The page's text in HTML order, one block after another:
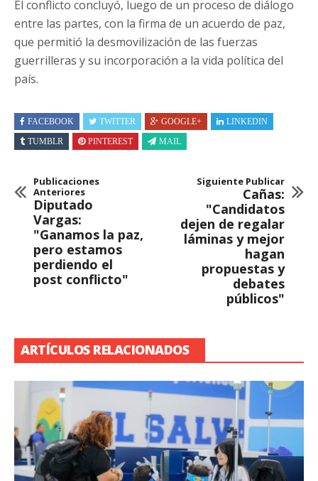
El conflicto concluyó, luego de un proceso de diálogo
entre las partes, con la firma de un acuerdo de paz,
que permitió la desmovilización de las fuerzas
guerrilleras y su incorporación a la vida política del
país.
FACEBOOK TWITTER GOOGLE+
LINKEDIN
TUMBLR
PINTEREST MAIL
Publicaciones
Anteriores
Diputado
Vargas:
"Ganamos la paz,
pero estamos
perdiendo el
post conflicto"
Siguiente Publicar
Cañas:
"Candidatos
dejen de regalar
láminas y mejor
hagan
propuestas y
debates
públicos"
ARTÍCULOS RELACIONADOS